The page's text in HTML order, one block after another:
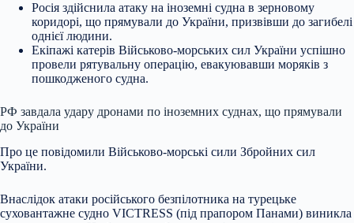
Росія здійснила атаку на іноземні судна в зерновому
коридорі, що прямували до України, призвівши до загибелі
однієї людини.
Екіпажі катерів Військово-морських сил України успішно
провели рятувальну операцію, евакуювавши моряків з
пошкодженого судна.
РФ завдала удару дронами по іноземних суднах, що прямували
до України
Про це повідомили Військово-морські сили Збройних сил
України.
Внаслідок атаки російського безпілотника на турецьке
суховантажне судно VICTRESS (під прапором Панами) виникла